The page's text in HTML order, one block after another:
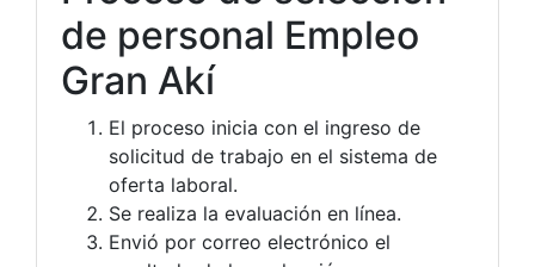
de personal Empleo
Gran Akí
El proceso inicia con el ingreso de
solicitud de trabajo en el sistema de
oferta laboral.
Se realiza la evaluación en línea.
Envió por correo electrónico el